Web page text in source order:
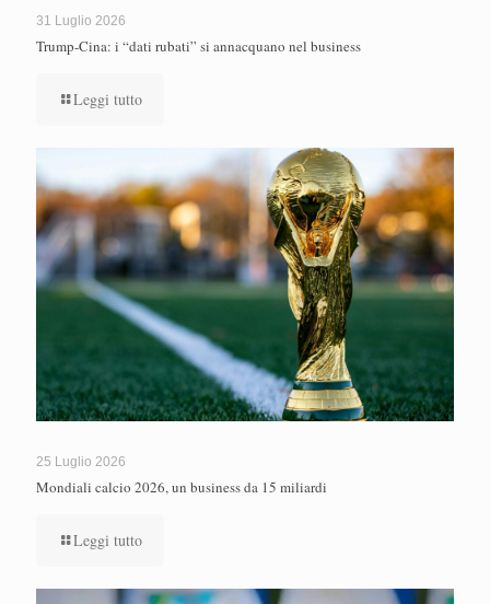
31 Luglio 2026
Trump-Cina: i “dati rubati” si annacquano nel business
Leggi tutto
25 Luglio 2026
Mondiali calcio 2026, un business da 15 miliardi
Leggi tutto